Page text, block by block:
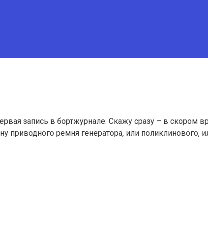
запись в бортжурнале. Скажу сразу – в скором
приводного ремня генератора, или